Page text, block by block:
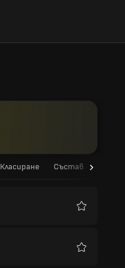
Класиране Състав